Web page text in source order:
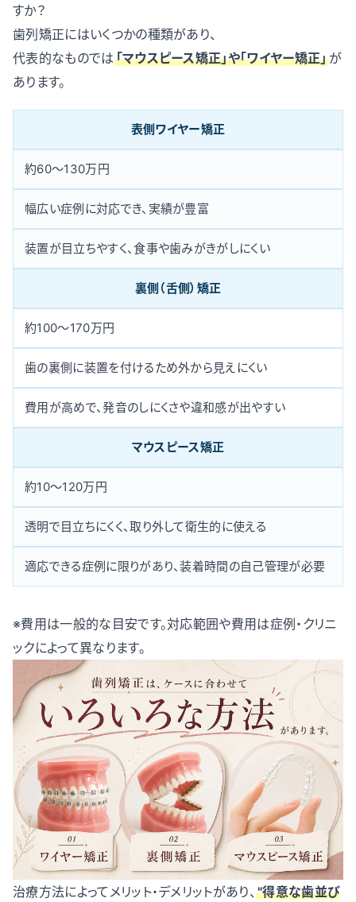
すか？
歯列矯正にはいくつかの種類があり、
代表的なものでは「マウスピース矯正」や「ワイヤー矯正」が
あります。
表側ワイヤー矯正
約60〜130万円
幅広い症例に対応でき、実績が豊富
装置が目立ちやすく、食事や歯みがきがしにくい
裏側（舌側）矯正
約100〜170万円
歯の裏側に装置を付けるため外から見えにくい
費用が高めで、発音のしにくさや違和感が出やすい
マウスピース矯正
約10〜120万円
透明で目立ちにくく、取り外して衛生的に使える
適応できる症例に限りがあり、装着時間の自己管理が必要
※費用は一般的な目安です。対応範囲や費用は症例・クリニ
ックによって異なります。
治療方法によってメリット・デメリットがあり、"得意な歯並び